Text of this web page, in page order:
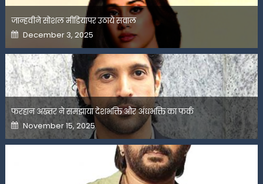
जान्हवीने सोशल मीडियापर उठाये सवाल
Posted
on
December 3, 2025
फरहान अख्तर ने समझाया देशभक्ति और अंधभक्ति का फर्क
Posted
on
November 15, 2025